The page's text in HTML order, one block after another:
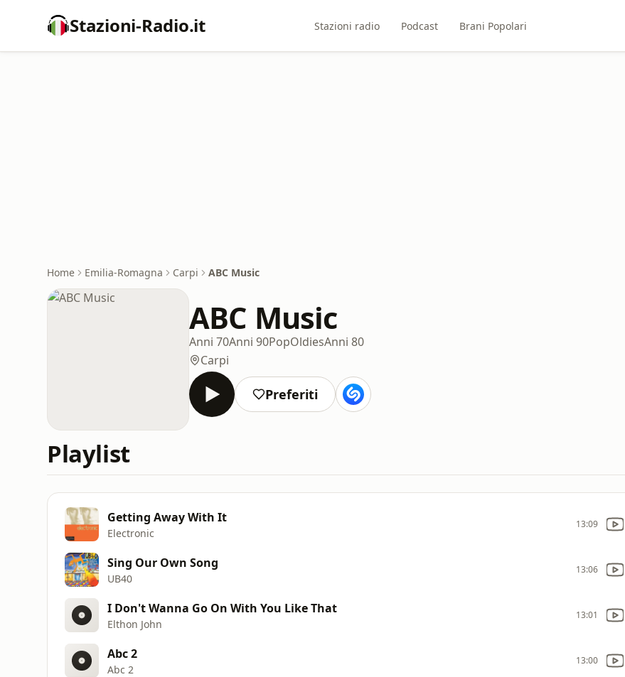
Stazioni-Radio.it Stazioni radio Podcast Brani Popolari
Home Emilia-Romagna Carpi ABC Music
ABC Music
Anni 70Anni 90PopOldiesAnni 80
Carpi
Preferiti
Playlist
Getting Away With It
Electronic
13:09
Sing Our Own Song
UB40
13:06
I Don't Wanna Go On With You Like That
Elthon John
13:01
Abc 2
Abc 2
13:00